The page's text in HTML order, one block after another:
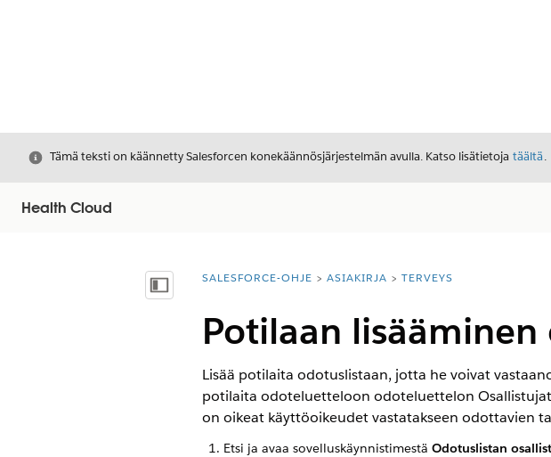
Sulje
Tämä teksti on käännetty Salesforcen konekäännösjärjestelmän avulla. Katso lisätietoja täältä.
Health Cloud
Näytä sisällysluettelo
Olet tässä:
SALESFORCE-OHJE ASIAKIRJA TERVEYS
Potilaan
Lisää potilaita odotuslistaan, jotta he voivat
potilaita odoteluetteloon odoteluettelon
on oikeat käyttöoikeudet vastatakseen odottavien
Etsi ja avaa sovelluskäynnistimestä Odotuslistan